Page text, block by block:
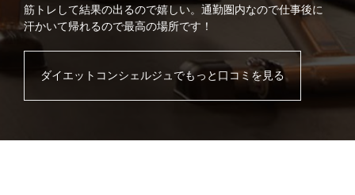
筋トレして結果の出るので嬉しい。通勤圏内なので仕事後に
汗かいて帰れるので最高の場所です！
ダイエットコンシェルジュでもっと口コミを見る